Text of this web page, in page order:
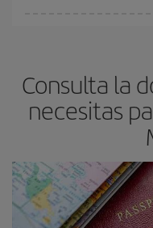
avión más baratos te
las fechas y los horarios
el precio más barato.
Consulta la
necesitas